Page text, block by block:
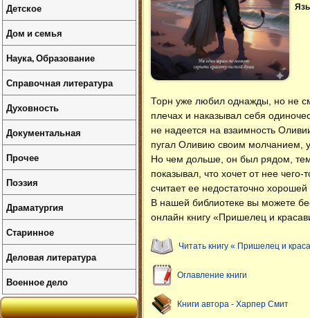
Торн уже любил однажды, но не
плечах и наказывал себя
не надеется на взаимность
пугал Оливию своим
Но чем дольше, он был рядом,
показывал, что хочет от нее
считает ее недостаточно
В нашей библиотеке вы можете
онлайн книгу «Пришелец и
Читать книгу « Пришелец и
Оглавление книги
Книги автора - Харпер Смит
Детское
Дом и семья
Наука, Образование
Справочная литература
Духовность
Документальная
Прочее
Поэзия
Драматургия
Старинное
Деловая литература
Военное дело